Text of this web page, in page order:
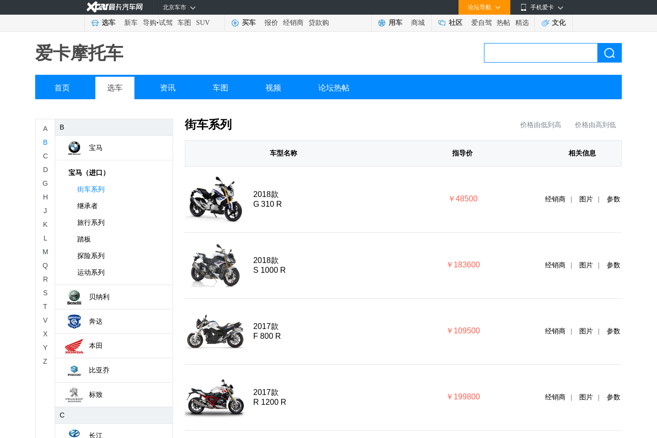
手机爱卡
论坛导航
北京车市
选车 新车 导购•试驾 车图 SUV 买车 报价 经销商 贷款购 用车 商城 社区 爱自驾 热帖 精选 文化
爱卡摩托车
首页 选车 资讯 车图 视频 论坛热帖
A
B
C
D
G
H
J
K
L
M
Q
R
S
T
V
X
Y
Z
ADIVA
B
宝马
宝马（进口）
街车系列
继承者
旅行系列
踏板
探险系列
运动系列
贝纳利
奔达
本田
比亚乔
标致
C
长江
街车系列 价格由低到高 价格由高到低
车型名称 指导价 相关信息
2018款
G 310 R
￥48500 经销商 | 图片 | 参数
2018款
S 1000 R
￥183600 经销商 | 图片 | 参数
2017款
F 800 R
￥109500 经销商 | 图片 | 参数
2017款
R 1200 R
￥199800 经销商 | 图片 | 参数